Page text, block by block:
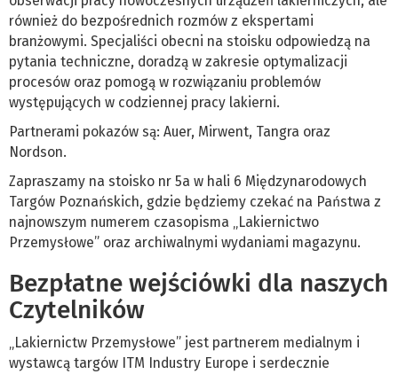
również do bezpośrednich rozmów z ekspertami
branżowymi. Specjaliści obecni na stoisku odpowiedzą na
pytania techniczne, doradzą w zakresie optymalizacji
procesów oraz pomogą w rozwiązaniu problemów
występujących w codziennej pracy lakierni.
Partnerami pokazów są: Auer, Mirwent, Tangra oraz
Nordson.
Zapraszamy na stoisko nr 5a w hali 6 Międzynarodowych
Targów Poznańskich, gdzie będziemy czekać na Państwa z
najnowszym numerem czasopisma „Lakiernictwo
Przemysłowe” oraz archiwalnymi wydaniami magazynu.
Bezpłatne wejściówki dla naszych
Czytelników
„Lakiernictw Przemysłowe” jest partnerem medialnym i
wystawcą targów ITM Industry Europe i serdecznie